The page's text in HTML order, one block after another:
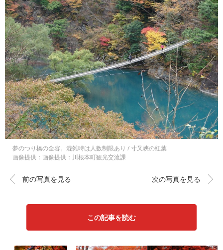
夢のつり橋の全容。混雑時は人数制限あり / 寸又峡の紅葉
画像提供：画像提供：川根本町観光交流課
前の写真を見る 次の写真を見る
この記事を読む